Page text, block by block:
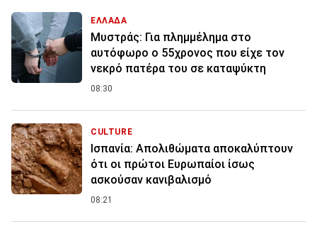
ΕΛΛΑΔΑ
Μυστράς: Για πλημμέλημα στο
αυτόφωρο ο 55χρονος που είχε τον
νεκρό πατέρα του σε καταψύκτη
08:30
CULTURE
Ισπανία: Απολιθώματα αποκαλύπτουν
ότι οι πρώτοι Ευρωπαίοι ίσως
ασκούσαν κανιβαλισμό
08:21